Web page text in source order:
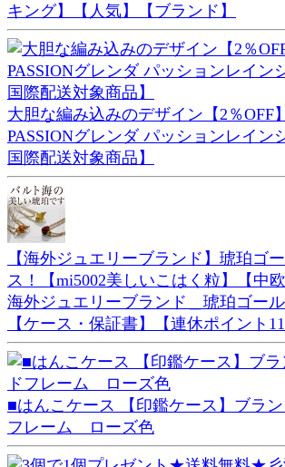
キング】【人気】【ブランド】
大胆な編み込みのデザイン【2％OFF
PASSIONグレンダ パッションレイン
国際配送対象商品】
【海外ジュエリーブランド】琥珀ゴ
ス！【mi5002美しいこはく粒】【中
海外ジュエリーブランド＿琥珀ゴール
【ケース・保証書】【連休ポイント
■はんこケース 【印鑑ケース】ブラ
フレーム ローズ色